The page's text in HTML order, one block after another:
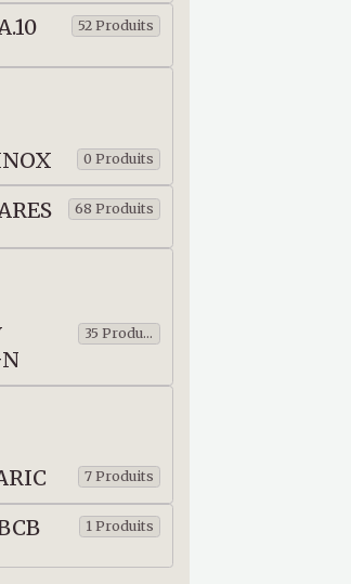
52 Produits
0 Produits
68 Produits
35 Produits
7 Produits
1 Produits